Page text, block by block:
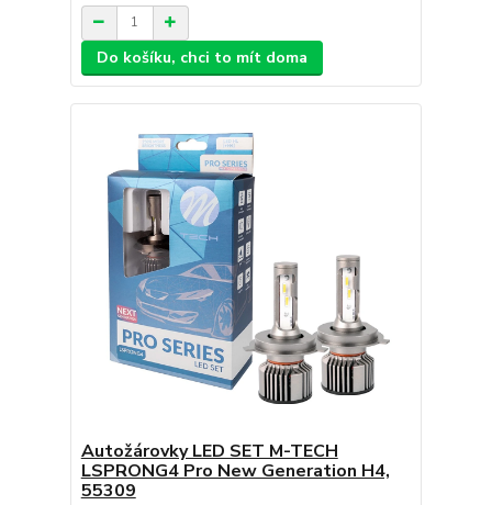
Do košíku, chci to mít doma
Autožárovky LED SET M-TECH
LSPRONG4 Pro New Generation H4,
55309